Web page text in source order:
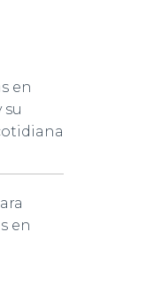
en
en